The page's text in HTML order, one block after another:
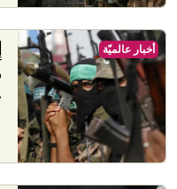
أخبار عالميّة